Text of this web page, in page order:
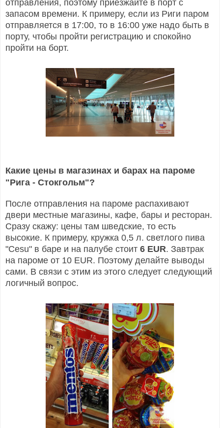
отправления, поэтому приезжайте в порт с
запасом времени. К примеру, если из Риги паром
отправляется в 17:00, то в 16:00 уже надо быть в
порту, чтобы пройти регистрацию и спокойно
пройти на борт.
Какие цены в магазинах и барах на пароме
"Рига - Стокгольм"?
После отправления на пароме распахивают
двери местные магазины, кафе, бары и ресторан.
Сразу скажу: цены там шведские, то есть
высокие. К примеру, кружка 0,5 л. светлого пива
"Cesu" в баре и на палубе стоит 6 EUR. Завтрак
на пароме от 10 EUR. Поэтому делайте выводы
сами. В связи с этим из этого следует следующий
логичный вопрос.